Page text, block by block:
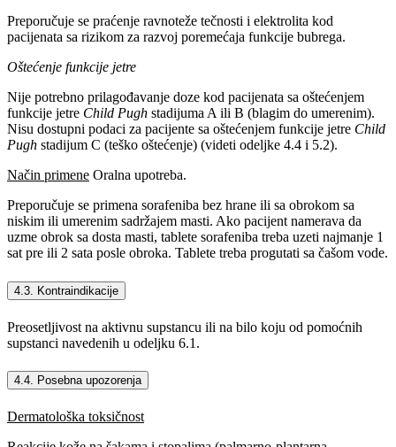
Preporučuje se praćenje ravnoteže tečnosti i elektrolita kod
pacijenata sa rizikom za razvoj poremećaja funkcije bubrega.
Oštećenje funkcije jetre
Nije potrebno prilagođavanje doze kod pacijenata sa oštećenjem
funkcije jetre Child Pugh stadijuma A ili B (blagim do umerenim).
Nisu dostupni podaci za pacijente sa oštećenjem funkcije jetre Child
Pugh stadijum C (teško oštećenje) (videti odeljke 4.4 i 5.2).
Način primene Oralna upotreba.
Preporučuje se primena sorafeniba bez hrane ili sa obrokom sa
niskim ili umerenim sadržajem masti. Ako pacijent namerava da
uzme obrok sa dosta masti, tablete sorafeniba treba uzeti najmanje 1
sat pre ili 2 sata posle obroka. Tablete treba progutati sa čašom vode.
4.3. Kontraindikacije
Preosetljivost na aktivnu supstancu ili na bilo koju od pomoćnih
supstanci navedenih u odeljku 6.1.
4.4. Posebna upozorenja
Dermatološka toksičnost